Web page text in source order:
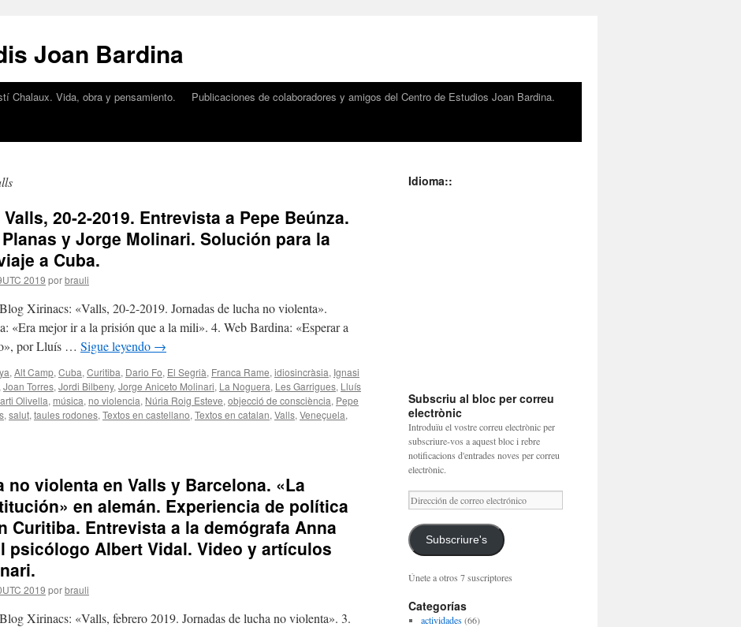
Joan Bardina
Chalaux. Vida, obra y pensamiento.
Publicaciones de colaboradores y amigos del Centro de Estudios Joan Bardina.
20-2-2019. Entrevista a Pepe Beúnza.
y Jorge Molinari. Solución para la
a Cuba.
2019 porbrauli
Xirinacs: «Valls, 20-2-2019. Jornadas de lucha no violenta».
«Era mejor ir a la prisión que a la mili». 4. Web Bardina: «Esperar a
por Lluís … Sigue leyendo →
, Alt Camp, Cuba, Curitiba, Dario Fo, El Segrià, Franca Rame, idiosincràsia, Ignasi
Joan Torres, Jordi Bilbeny, Jorge Aniceto Molinari, La Noguera, Les Garrigues, Lluís
Olivella, música, no violencia, Núria Roig Esteve, objecció de consciència, Pepe
, salut, taules rodones, Textos en castellano, Textos en catalan, Valls, Veneçuela,
no violenta en Valls y Barcelona. «La
en alemán. Experiencia de política
Curitiba. Entrevista a la demógrafa Anna
psicólogo Albert Vidal. Video y artículos
2019 porbrauli
Xirinacs: «Valls, febrero 2019. Jornadas de lucha no violenta». 3.
Idioma::
Subscriu al bloc per correu
electrònic
Introduïu el vostre correu electrònic per
subscriure-vos a aquest bloc i rebre
notificacions d'entrades noves per correu
electrònic.
Dirección
de
correo
electrónico
Subscriure's
Únete a otros 7 suscriptores
Categorías
actividades(66)